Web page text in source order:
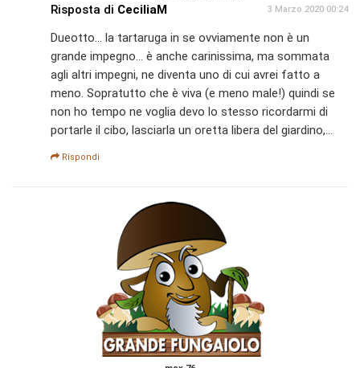
Risposta di CeciliaM 3 Marzo 2020 00:24
Dueotto... la tartaruga in se ovviamente non è un
grande impegno... è anche carinissima, ma sommata
agli altri impegni, ne diventa uno di cui avrei fatto a
meno. Sopratutto che è viva (e meno male!) quindi se
non ho tempo ne voglia devo lo stesso ricordarmi di
portarle il cibo, lasciarla un oretta libera del giardino,...
Rispondi